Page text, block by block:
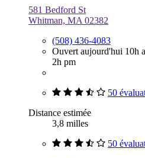
581 Bedford St
Whitman, MA 02382
(508) 436-4083
Ouvert aujourd'hui 10h
2h pm
50
Distance estimée
3,8 milles
50